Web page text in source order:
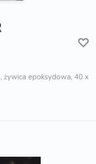
żywica epoksydowa, 40 x